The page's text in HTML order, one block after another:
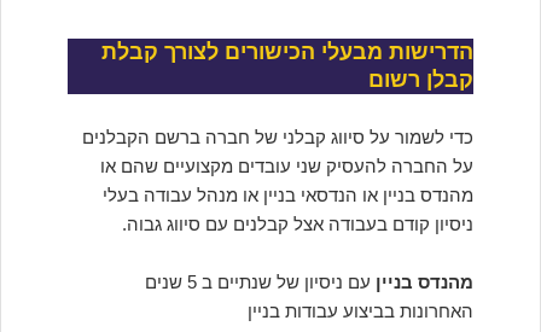
הדרישות מבעלי הכישורים לצורך קבלת
קבלן רשום
כדי לשמור על סיווג קבלני של חברה ברשם הקבלנים
על החברה להעסיק שני עובדים מקצועיים שהם או
מהנדס בניין או הנדסאי בניין או מנהל עבודה בעלי
ניסיון קודם בעבודה אצל קבלנים עם סיווג גבוה.
מהנדס בניין
עם ניסיון של שנתיים ב 5 שנים
האחרונות בביצוע עבודות בניין